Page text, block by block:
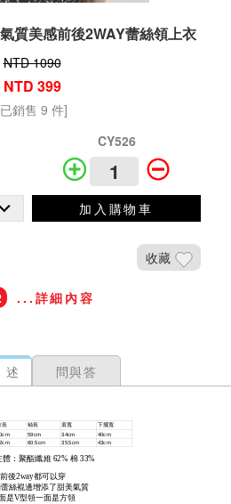
質美感前後2WAY蕾絲領上衣
NTD 1090
NTD 399
銷售 9 件]
CY526
加入購物車
收藏
...詳細內容
問與答